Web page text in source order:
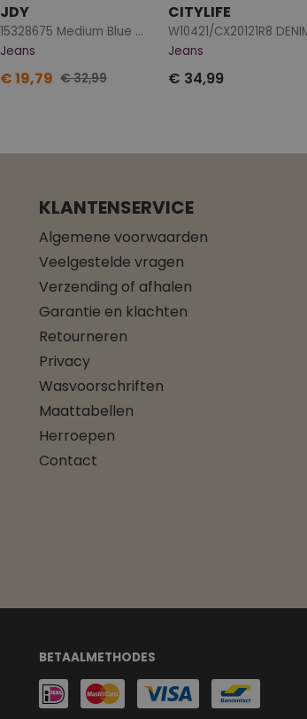
JDY
15328675 Medium Blue Denim
Jeans
€ 19,79 € 32,99
CITYLIFE
W10421/CX20121R8
Jeans
€ 34,99
KLANTENSERVICE
Algemene voorwaarden
Veelgestelde vragen
Verzending of afhalen
Garantie en klachten
Retourneren
Privacy
Wasvoorschriften
Maattabellen
Herroepen
Contact
BETAALMETHODES